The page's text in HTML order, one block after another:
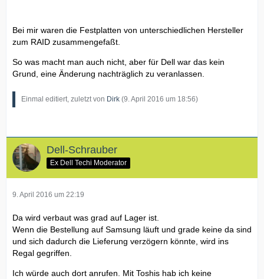
Bei mir waren die Festplatten von unterschiedlichen Hersteller
zum RAID zusammengefaßt.
So was macht man auch nicht, aber für Dell war das kein
Grund, eine Änderung nachträglich zu veranlassen.
Einmal editiert, zuletzt von Dirk (9. April 2016 um 18:56)
Dell-Schrauber
Ex Dell Techi Moderator
9. April 2016 um 22:19
Da wird verbaut was grad auf Lager ist.
Wenn die Bestellung auf Samsung läuft und grade keine da sind
und sich dadurch die Lieferung verzögern könnte, wird ins
Regal gegriffen.
Ich würde auch dort anrufen. Mit Toshis hab ich keine